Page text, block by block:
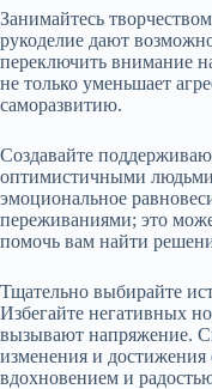
Занимайтесь
рукоделие дают
переключить внимание
не только уменьшает
саморазвитию.
Создавайте
оптимистичными людьми
эмоциональное
переживаниями; это
помочь вам найти
Тщательно выбирайте
Избегайте негативных
вызывают напряжение.
изменения и
вдохновением и